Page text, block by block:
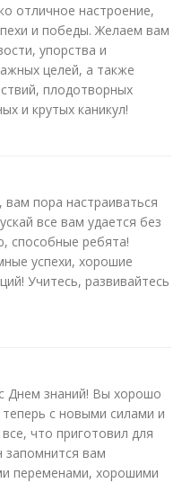
отличное настроение,
и победы. Желаем вам
упорства и
целей, а также
плодотворных
и крутых каникул!
вам пора настраиваться
все вам удается без
способные ребята!
успехи, хорошие
Учитесь, развивайтесь
Днем знаний! Вы хорошо
с новыми силами и
что приготовил для
запомнится вам
переменами, хорошими